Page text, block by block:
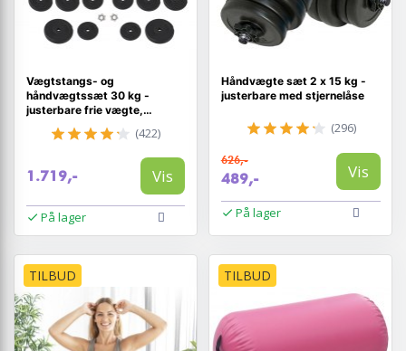
Vægtstangs- og
håndvægtssæt 30 kg -
justerbare frie vægte,
curlstang og håndvægte
(422)
1.719,- Vis
På lager
Håndvægte sæt 2 x 15 kg -
justerbare med stjernelåse
(296)
626,-
489,- Vis
På lager
TILBUD TILBUD